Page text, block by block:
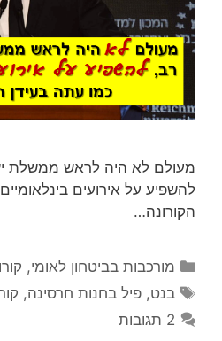
מעולם לא היה לראש ממשלת
להשפיע על אירועים
הקורונה…
קטגוריות
מורכבות בביטחון לאומי,
תגיות
בנט,פיל בחנות חרסינה,
2 תגובות